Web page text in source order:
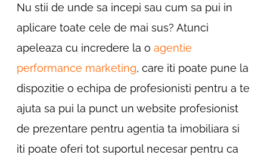
Nu stii de unde sa incepi sau cum sa pui in
aplicare toate cele de mai sus? Atunci
apeleaza cu incredere la oagentie
performance marketing, care iti poate pune la
dispozitie o echipa de profesionisti pentru a te
ajuta sa pui la punct un website profesionist
de prezentare pentru agentia ta imobiliara si
iti poate oferi tot suportul necesar pentru ca